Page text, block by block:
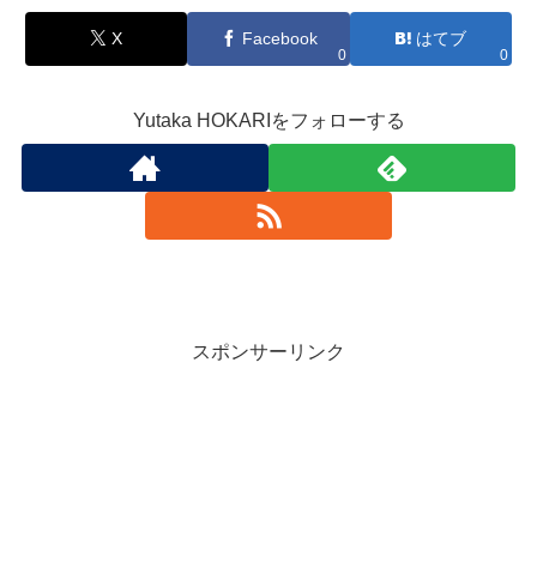
X Facebook
0
はてブ
0
Yutaka HOKARIをフォローする
スポンサーリンク